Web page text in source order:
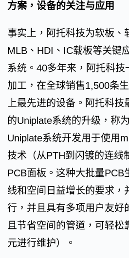
方案，设备的关注与应用
事实上，阿托科技为软板、
MLB、HDI、IC载板等关键
系统。40多年来，阿托科技
加工，在全球销售1,500条
上最先进的设备。阿托科
的Uniplate系统的升级，称
Uniplate系统开发用于使用
技术（从PTH到闪镀的连线
PCB面板。这种大批量PCB
线和空间日益增长的要求，
行，并且具有多项用户友好
且节省空间的管道，可轻松
元进行维护）。